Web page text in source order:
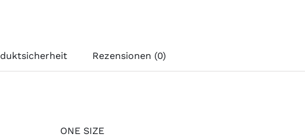
Rezensionen (0)
ONE SIZE